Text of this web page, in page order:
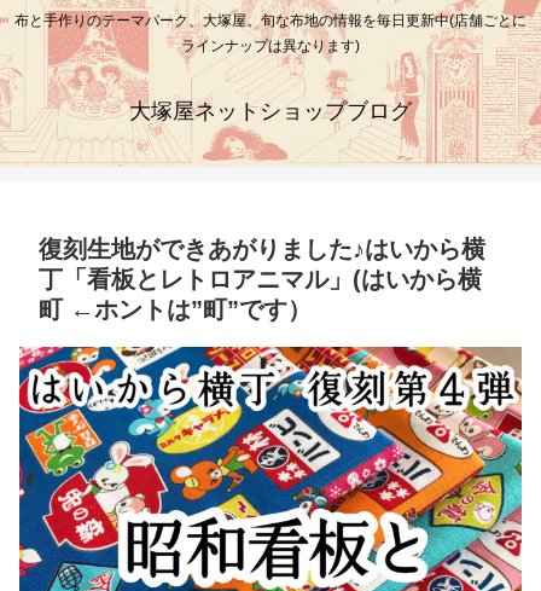
布と手作りのテーマパーク、大塚屋。旬な布地の情報を毎日更新中(店舗ごとに
ラインナップは異なります)
大塚屋ネットショップブログ
復刻生地ができあがりました♪はいから横
丁「看板とレトロアニマル」(はいから横
町 ←ホントは”町”です）